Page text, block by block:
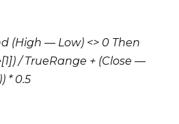
(High — Low) <> 0 Then
/ TrueRange + (Close —
* 0.5